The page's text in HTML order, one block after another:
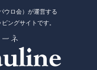
ウロ会）が運営する
ングサイトです。